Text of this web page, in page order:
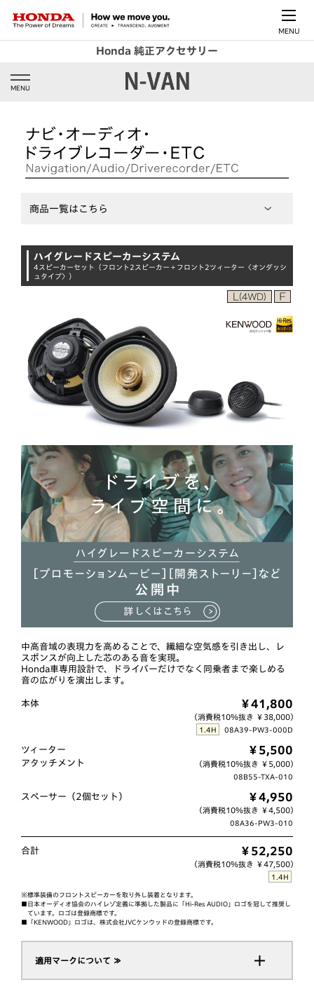
MENU
Honda 純正アクセサリー
MENU
商品一覧はこちら
ハイグレードスピーカーシステム
4スピーカーセット（フロント2スピーカー＋フロント2ツィーター〈オンダッシ
ュタイプ〉）
中高音域の表現力を高めることで、繊細な空気感を引き出し、レ
スポンスが向上した芯のある音を実現。
Honda車専用設計で、ドライバーだけでなく同乗者まで楽しめる
音の広がりを演出します。
本体 ￥41,800
（消費税10％抜き ￥38,000）
1.4H 08A39-PW3-000D
ツィーター
アタッチメント
￥5,500
（消費税10％抜き ￥5,000）
08B55-TXA-010
スペーサー（2個セット） ￥4,950
（消費税10％抜き ￥4,500）
08A36-PW3-010
合計 ￥52,250
（消費税10％抜き ￥47,500）
1.4H
※標準装備のフロントスピーカーを取り外し装着となります。
■日本オーディオ協会のハイレゾ定義に準拠した製品に「Hi-Res AUDIO」ロゴを冠して推奨し
ています。ロゴは登録商標です。
■「KENWOOD」ロゴは、株式会社JVCケンウッドの登録商標です。
適用マークについて ≫